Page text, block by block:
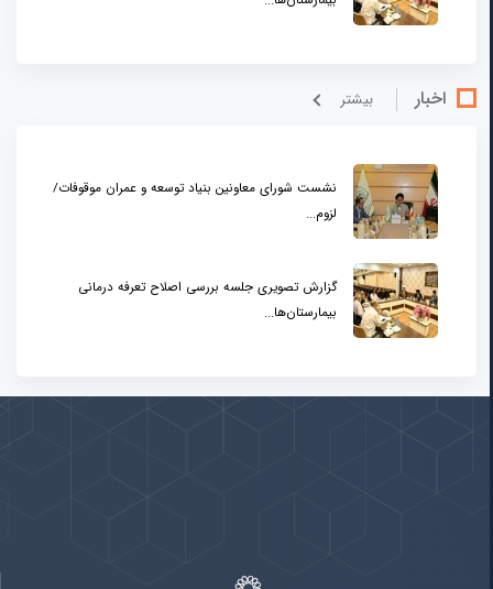
اخبار بيشتر
نشست شورای معاونین بنیاد توسعه و عمران موقوفات/
لزوم...
گزارش تصویری جلسه بررسی اصلاح تعرفه درمانی
بیمارستان‌ها...